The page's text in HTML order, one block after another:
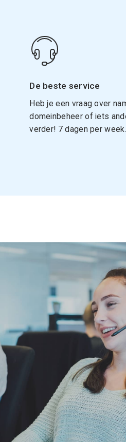
De beste service
Heb je een vraag over
domeinbeheer of iets
verder! 7 dagen per week.